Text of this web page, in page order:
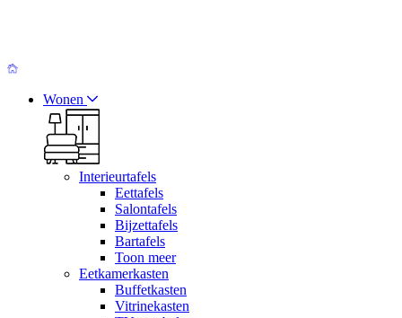
Wonen
Interieurtafels
Eettafels
Salontafels
Bijzettafels
Bartafels
Toon meer
Eetkamerkasten
Buffetkasten
Vitrinekasten